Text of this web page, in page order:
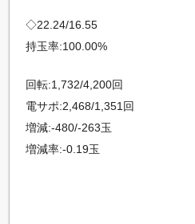
◇22.24/16.55
持玉率:100.00%
回転:1,732/4,200回
電サポ:2,468/1,351回
増減:-480/-263玉
増減率:-0.19玉